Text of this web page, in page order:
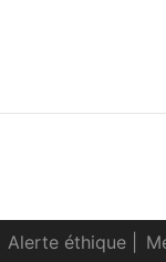
Alerte éthique